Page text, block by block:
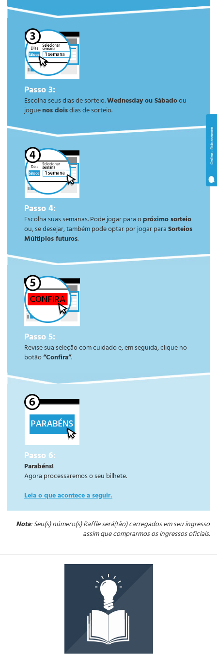
Passo 3:
Escolha seus dias de sorteio.Wednesday ou Sábadoou
joguenos doisdias de sorteio.
Passo 4:
Escolha suas semanas. Pode jogar para opróximo sorteio
ou, se desejar, também pode optar por jogar paraSorteios
Múltiplos futuros.
Passo 5:
Revise sua seleção com cuidado e, em seguida, clique no
botão“Confira”.
Passo 6:
Parabéns!
Agora processaremos o seu bilhete.
Leia o que acontece a seguir.
Nota: Seu(s) número(s) Raffle será(tão) carregados em seu ingresso
assim que comprarmos os ingressos oficiais.